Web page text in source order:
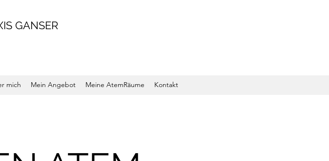
GANSER
mich Mein Angebot Meine AtemRäume Kontakt